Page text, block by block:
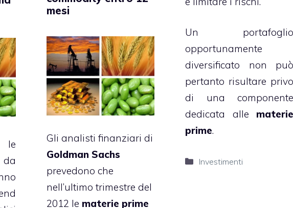
Un portafoglio
opportunamente
diversificato non può
pertanto risultare privo
di una componente
dedicata alle materie
prime.
Categorie
Investimenti
mesi
Gli analisti finanziari di
Goldman Sachs
prevedono che
nell’ultimo trimestre del
2012 le materie prime
le
da